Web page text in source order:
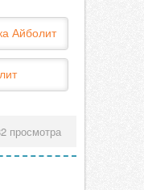
Айболит
просмотра